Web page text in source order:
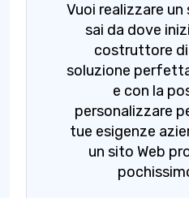
Vuoi realizzare
sai da dove
costruttore di
soluzione
e con la
personalizzare
tue esigenze
un sito Web